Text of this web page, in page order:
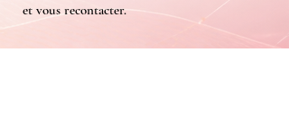
et vous recontacter.